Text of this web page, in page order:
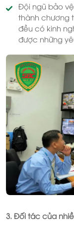
Đội ngũ bảo
thành chương
đều có kinh
được những
3. Đối tác của